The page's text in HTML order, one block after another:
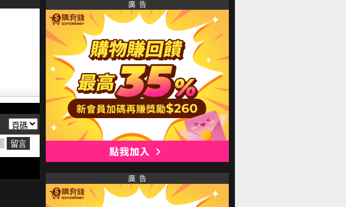
廣 告
廣 告